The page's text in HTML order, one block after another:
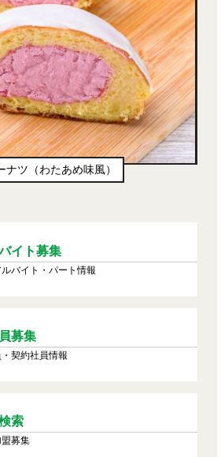
ナツ（わたあめ味風）
イト募集
バイト・パート情報
募集
契約社員情報
索
募集